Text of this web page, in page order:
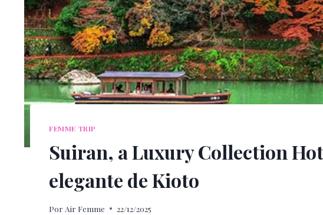
FEMME TRIP
Suiran, a Luxury Collection
elegante de Kioto
Por Air Femme 22/12/2025